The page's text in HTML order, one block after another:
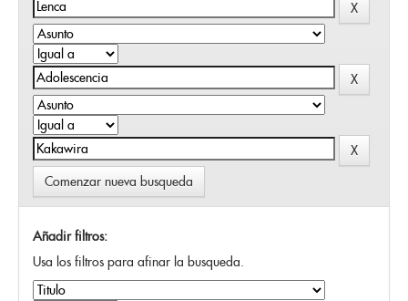
Comenzar nueva busqueda
Añadir filtros:
Usa los filtros para afinar la busqueda.